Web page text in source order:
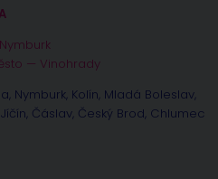
— Vinohrady
Nymburk, Kolín, Mladá Boleslav,
Čáslav, Český Brod, Chlumec